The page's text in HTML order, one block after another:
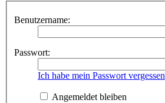
Benutzername:
Passwort:
Ich habe mein Passwort vergessen
Angemeldet bleiben